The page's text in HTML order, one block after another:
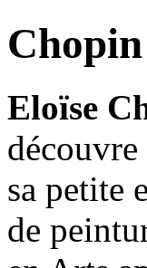
Eloïse
sa petite
de